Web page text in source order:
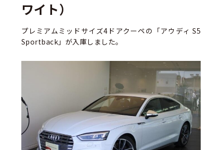
ワイト）
プレミアムミッドサイズ4ドアクーペの「アウディ S5
Sportback」が入庫しました。